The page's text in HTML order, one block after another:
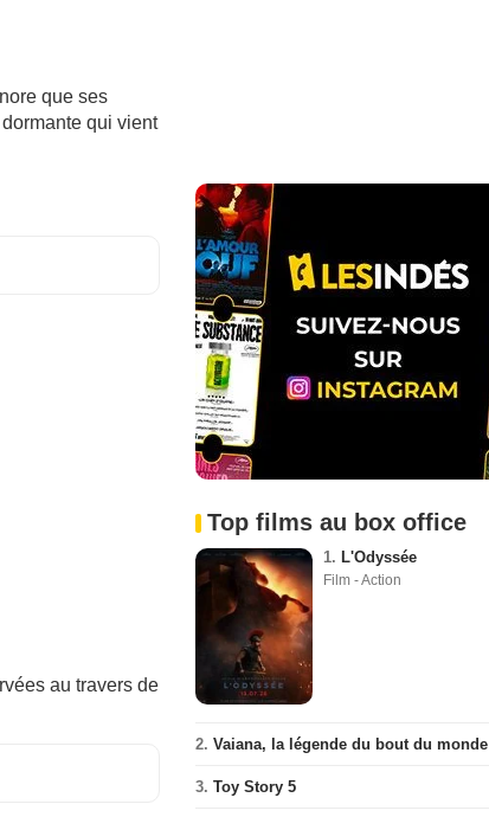
que ses
qui vient
au travers de
Top films au box office
1. L'Odyssée
Film - Action
2. Vaiana, la légende du bout du monde
3. Toy Story 5